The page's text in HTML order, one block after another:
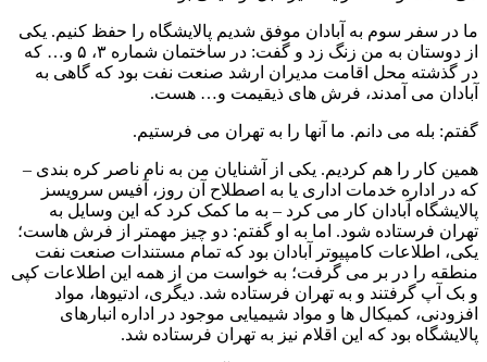
ما در سفر سوم به آبادان موفق شدیم پالایشگاه را حفظ کنیم. یکی
از دوستان به من زنگ زد و گفت: در ساختمان شماره ۳، ۵ و… که
در گذشته محل اقامت مدیران ارشد صنعت نفت بود که گاهی به
آبادان می آمدند، فرش های ذیقیمت و… هست.
گفتم: بله می دانم. ما آنها را به تهران می فرستیم.
همین کار را هم کردیم. یکی از آشنایان من به نام ناصر کره بندی –
که در اداره خدمات اداری یا به اصطلاح آن روز، آفیس سرویسز
پالایشگاه آبادان کار می کرد – به ما کمک کرد که این وسایل به
تهران فرستاده شود. اما به او گفتم: دو چیز مهمتر از فرش هاست؛
یکی، اطلاعات کامپیوتر آبادان بود که تمام مستندات صنعت نفت
منطقه را در بر می گرفت؛ به خواست من از همه این اطلاعات کپی
و بک آپ گرفتند و به تهران فرستاده شد. دیگری، ادتیوها، مواد
افزودنی، کمیکال ها و مواد شیمیایی موجود در اداره انبارهای
پالایشگاه بود که این اقلام نیز به تهران فرستاده شد.